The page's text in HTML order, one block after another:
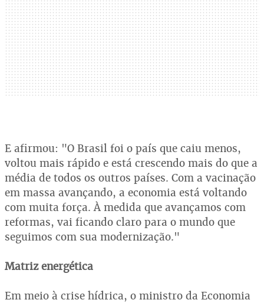
E afirmou: "O Brasil foi o país que caiu menos,
voltou mais rápido e está crescendo mais do que a
média de todos os outros países. Com a vacinação
em massa avançando, a economia está voltando
com muita força. À medida que avançamos com
reformas, vai ficando claro para o mundo que
seguimos com sua modernização."
Matriz energética
Em meio à crise hídrica, o ministro da Economia